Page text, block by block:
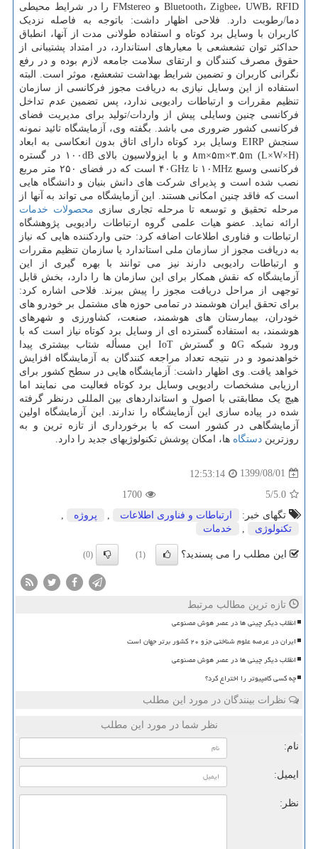
Bluetooth، Zigbee، UWB، RFID و FMstereo را در شرایط محیطی
دما/رطوبت دارد. فلاحی اظهار داشت: باتوجه به فاصله نزدیک
کاربران با وسایل برد کوتاه و استفاده طولانی مدت از آنها، انطباق
حداکثر توان تشعشعی با معیارهای استاندارد، در امتداد پشتیبانی از
حقوق مصرف کنندگان و ارتقای سلامت جامعه لازم بوده و در رفع
نگرانی کاربران و تضمین شرایط بهداشت تشعشع، موثر است. البته
استفاده از این وسایل نیازی به دریافت مجوز فرکانسی از سازمان
تنظیم مقررات و ارتباطات رادیویی ندارد، پس تضمین عدم تداخل
فرکانسی چنین وسایلی پیش از واردات/تولید برای مدیریت فضای
فرکانسی کشور ضروری می باشد. بگفته وی، آزمایشگاه تائید نمونه
سنجش EIRP وسایل برد کوتاه دارای اتاق بدون انعکاسی به ابعاد
۸m×۵m×۳.۵m ‪(L×W×H)‬ و با ایزولاسیون بالای ۱۰۰dB در گستره
فرکانسی وسیع ۱۰MHz تا ۴۰GHz است که در فضای ۲۵۰ متر مربع
نصب شده است و پذیرای شرکت های دانش بنیان و دانشگاه هایی
است که فاقد چنین امکانی هستند. این آزمایشگاه می تواند به آنها از
مرحله تحقیق و توسعه تا مرحله تجاری سازی محصولات خدمات
ارائه نماید. عضو هیات علمی گروه ارتباطات رادیویی پژوهشگاه
ارتباطات و فناوری اطلاعات اضافه کرد: حتی واردکننده هایی که نیاز
به دریافت مجوز از سازمان ملی استاندارد یا سازمان تنظیم مقررات
و ارتباطات رادیویی دارند نیز می توانند با بهره گیری از این
آزمایشگاه که نقش همکار برای این سازمان ها را دارد، بخش قابل
توجهی از مراحل دریافت مجوز را پیش ببرند. فلاحی اشاره کرد:
برای تحقق ایران هوشمند در تمامی حوزه های مشتمل بر خودرو های
خودران، بیمارستان های هوشمند، صنعت، کشاورزی و شهرهای
هوشمند، به استفاده گسترده ای از وسایل برد کوتاه نیاز است که با
ورود شبکه ۵G و گسترش IoT این مسأله شتاب بیشتری پیدا
خواهدنمود و در نتیجه تعداد مراجعه کنندگان به آزمایشگاه افزایش
خواهد یافت. وی اظهار داشت: آزمایشگاه هایی در سطح کشور برای
ارزیابی مشخصات رادیویی وسایل برد کوتاه فعالیت می نمایند اما
هیچ یک مطابقتی با اصول و استانداردهای بین المللی درنظر گرفته
شده در پیاده سازی این آزمایشگاه را ندارند. این آزمایشگاه اولین
آزمایشگاهی در کشور است که با برخورداری از تازه ترین و به
روزترین دستگاه ها، امکان پوشش تکنولوژیهای جدید را دارد.
1399/08/01
12:53:14
5.0
/5
1700
تگهای خبر:
ارتباطات و فناوری اطلاعات پروژه
تكنولوژی
خدمات
این مطلب را می پسندید؟ (1)
(0)
تازه ترین مطالب مرتبط
انقلاب دیگر چینی ها در عصر هوش مصنوعی
ایران در عرصه علوم شناختی جزو ۲۰ کشور برتر جهان است
انقلاب دیگر چینی ها در عصر هوش مصنوعی
چه کسی کامپیوتر را اختراع کرد؟
نظرات بینندگان در مورد این مطلب
نظر شما در مورد این مطلب
نام:
ایمیل:
نظر: